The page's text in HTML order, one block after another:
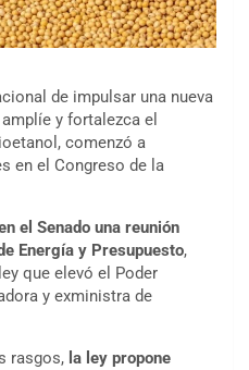
de impulsar una nueva
y fortalezca el
comenzó a
en el Congreso de la
el Senado una reunión
Energía y Presupuesto,
que elevó el Poder
y exministra de
rasgos, la ley propone